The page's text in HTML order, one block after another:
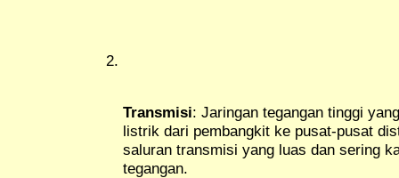
Transmisi: Jaringan tegangan tinggi
listrik dari pembangkit ke pusat-pusat
saluran transmisi yang luas dan sering
tegangan.